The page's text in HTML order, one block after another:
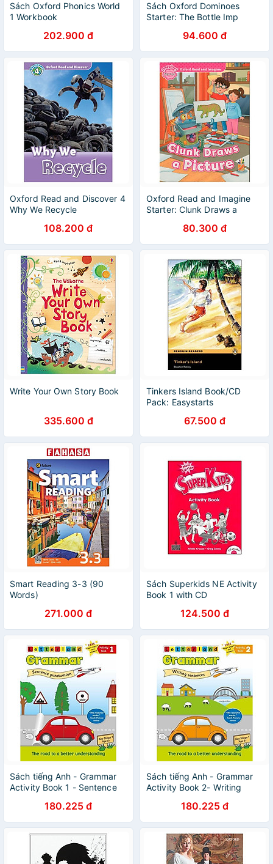
Sách Oxford Phonics World
1 Workbook
202.900 đ
Sách Oxford Dominoes
Starter: The Bottle Imp
94.600 đ
Oxford Read and Discover 4
Why We Recycle
108.200 đ
Oxford Read and Imagine
Starter: Clunk Draws a
80.300 đ
Write Your Own Story Book
335.600 đ
Tinkers Island Book/CD
Pack: Easystarts
67.500 đ
Smart Reading 3-3 (90
Words)
271.000 đ
Sách Superkids NE Activity
Book 1 with CD
124.500 đ
Sách tiếng Anh - Grammar
Activity Book 1 - Sentence
180.225 đ
Sách tiếng Anh - Grammar
Activity Book 2- Writing
180.225 đ